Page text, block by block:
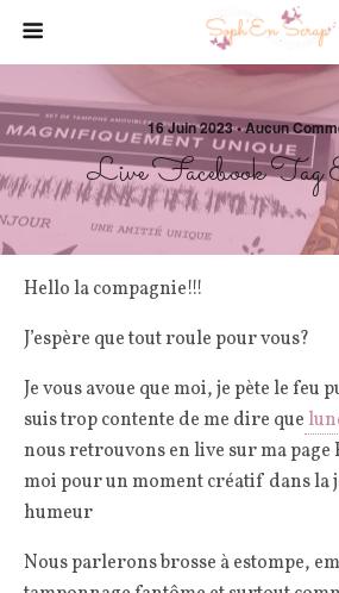
16 Juin 2023 • Aucun
Live Facebook
Hello la compagnie!!!
J’espère que tout roule pour vous?
Je vous avoue que moi, je pète le feu
suis trop contente de me dire que
nous retrouvons en live sur ma page
moi pour un moment créatif dans la
humeur
Nous parlerons brosse à estompe,